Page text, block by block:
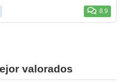
8.9
valorados